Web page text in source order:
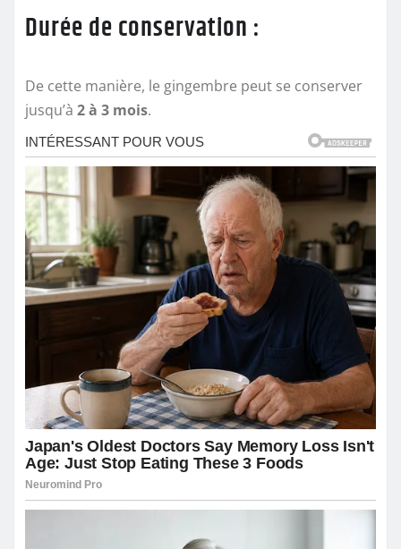
Durée de conservation :
De cette manière, le gingembre peut se conserver
jusqu’à 2 à 3 mois.